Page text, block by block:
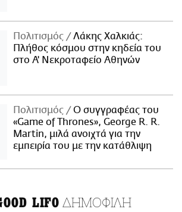
Πολιτισμός
Λάκης Χαλκιάς:
Πλήθος κόσμου στην κηδεία του
στο Α' Νεκροταφείο Αθηνών
Πολιτισμός
Ο συγγραφέας του
«Game of Thrones», George R. R.
Martin, μιλά ανοιχτά για την
εμπειρία του με την κατάθλιψη
LIFO ΔΗΜΟΦΙΛΗ